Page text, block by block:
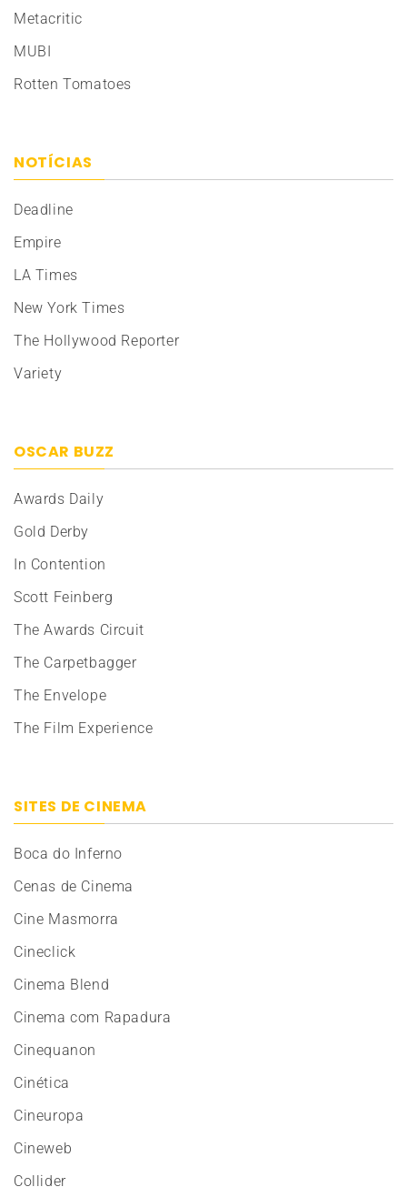
Metacritic
MUBI
Rotten Tomatoes
NOTÍCIAS
Deadline
Empire
LA Times
New York Times
The Hollywood Reporter
Variety
OSCAR BUZZ
Awards Daily
Gold Derby
In Contention
Scott Feinberg
The Awards Circuit
The Carpetbagger
The Envelope
The Film Experience
SITES DE CINEMA
Boca do Inferno
Cenas de Cinema
Cine Masmorra
Cineclick
Cinema Blend
Cinema com Rapadura
Cinequanon
Cinética
Cineuropa
Cineweb
Collider